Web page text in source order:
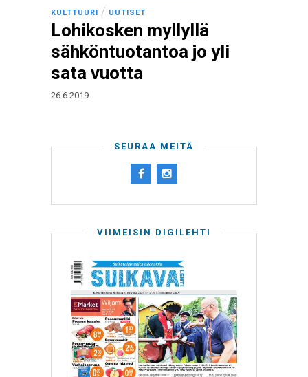
KULTTUURI / UUTISET
Lohikosken myllyllä
sähköntuotantoa jo yli
sata vuotta
26.6.2019
SEURAA MEITÄ
VIIMEISIN DIGILEHTI